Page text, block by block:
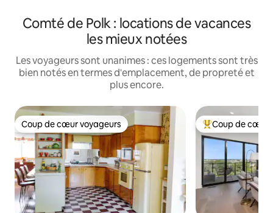
Comté de Polk : locations de vacances
les mieux notées
Les voyageurs sont unanimes : ces logements sont très
bien notés en termes d'emplacement, de propreté et
plus encore.
Coup de cœur voyageurs
Coup de cœur voyageurs Coups de cœur
Coup de cœur